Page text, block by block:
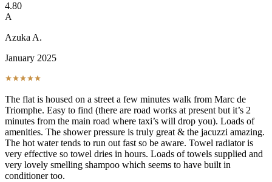
4.80
A
Azuka A.
January 2025
The flat is housed on a street a few minutes walk from Marc de
Triomphe. Easy to find (there are road works at present but it’s 2
minutes from the main road where taxi’s will drop you). Loads of
amenities. The shower pressure is truly great & the jacuzzi amazing.
The hot water tends to run out fast so be aware. Towel radiator is
very effective so towel dries in hours. Loads of towels supplied and
very lovely smelling shampoo which seems to have built in
conditioner too.